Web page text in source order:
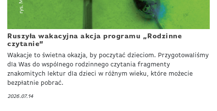
Ruszyła wakacyjna akcja programu „Rodzinne
czytanie”
Wakacje to świetna okazja, by poczytać dzieciom. Przygotowaliśmy
dla Was do wspólnego rodzinnego czytania fragmenty
znakomitych lektur dla dzieci w różnym wieku, które możecie
bezpłatnie pobrać.
2026.07.14